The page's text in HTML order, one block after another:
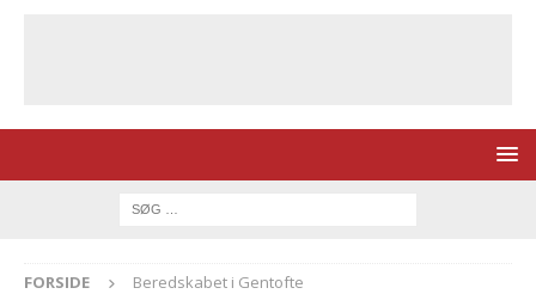
FORSIDE Beredskabet i Gentofte